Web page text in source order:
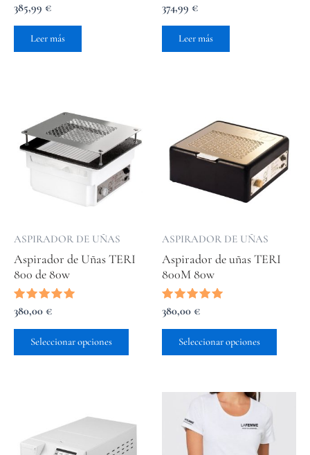
Valorado
con
5.00
de 5
385,99 €
Leer más
Valorado
con
5.00
de 5
374,99 €
Leer más
ASPIRADOR DE UÑAS
Aspirador de Uñas TERI
800 de 80w
Valorado
con
5.00
de 5
380,00 €
Seleccionar opciones
tiene
múltiples
variantes.
Las
la
producto
ASPIRADOR DE UÑAS
Aspirador de uñas TERI
800M 80w
Valorado
con
5.00
de 5
380,00 €
Seleccionar opciones
Las
la